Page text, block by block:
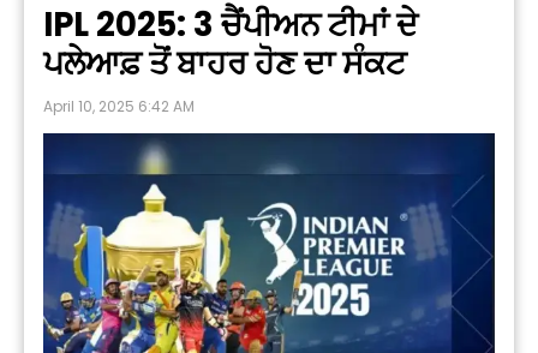
IPL 2025: 3 ਚੈਂਪੀਅਨ ਟੀਮਾਂ ਦੇ
ਪਲੇਆਫ਼ ਤੋਂ ਬਾਹਰ ਹੋਣ ਦਾ ਸੰਕਟ
April 10, 2025 6:42 AM